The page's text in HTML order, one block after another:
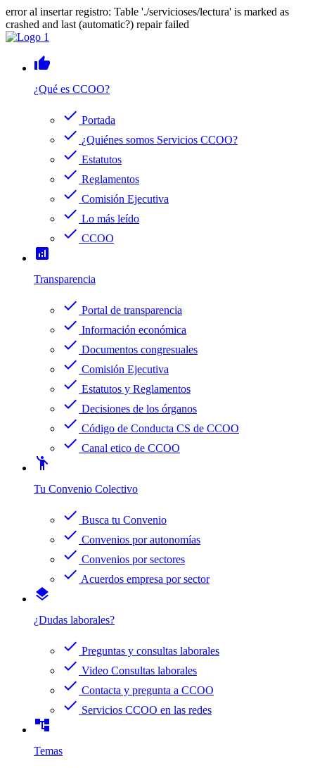
error al insertar registro: Table './servicioses/lectura' is marked as
crashed and last (automatic?) repair failed
thumb_up
¿Qué es CCOO?
check Portada
check ¿Quiénes somos Servicios CCOO?
check Estatutos
check Reglamentos
check Comisión Ejecutiva
check Lo más leído
check CCOO
analytics
Transparencia
check Portal de transparencia
check Información económica
check Documentos congresuales
check Comisión Ejecutiva
check Estatutos y Reglamentos
check Decisiones de los órganos
check Código de Conducta CS de CCOO
check Canal etico de CCOO
emoji_people
Tu Convenio Colectivo
check Busca tu Convenio
check Convenios por autonomías
check Convenios por sectores
check Acuerdos empresa por sector
layers
¿Dudas laborales?
check Preguntas y consultas laborales
check Video Consultas laborales
check Contacta y pregunta a CCOO
check Servicios CCOO en las redes
account_tree
Temas